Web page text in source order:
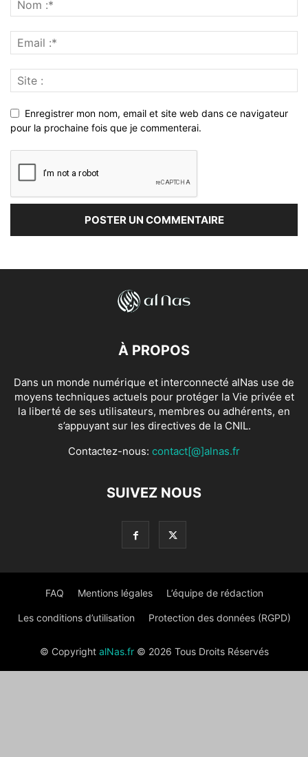
Enregistrer mon nom, email et site web dans ce navigateur
pour la prochaine fois que je commenterai.
À PROPOS
Dans un monde numérique et interconnecté alNas use de
moyens techniques actuels pour protéger la Vie privée et
la liberté de ses utilisateurs, membres ou adhérents, en
s’appuyant sur les directives de la CNIL.
Contactez-nous: contact[@]alnas.fr
SUIVEZ NOUS
FAQ Mentions légales L’équipe de rédaction
Les conditions d’utilisation Protection des données (RGPD)
© Copyright alNas.fr© 2026 Tous Droits Réservés